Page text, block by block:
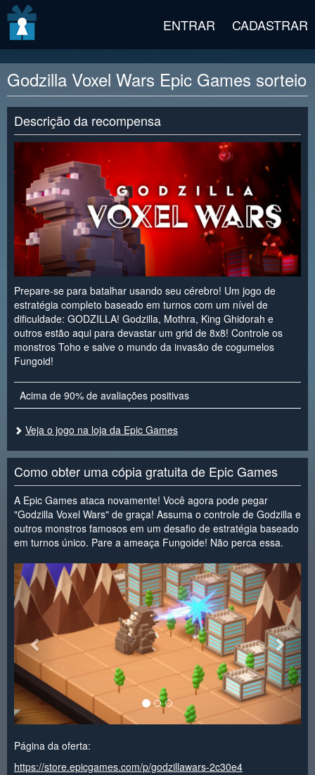
ENTRAR CADASTRAR
Godzilla Voxel Wars Epic Games sorteio
Descrição da recompensa
Prepare-se para batalhar usando seu cérebro! Um jogo de
estratégia completo baseado em turnos com um nível de
dificuldade: GODZILLA! Godzilla, Mothra, King Ghidorah e
outros estão aqui para devastar um grid de 8x8! Controle os
monstros Toho e salve o mundo da invasão de cogumelos
Fungoid!
Acima de 90% de avaliações positivas
Veja o jogo na loja da Epic Games
Como obter uma cópia gratuita de Epic Games
A Epic Games ataca novamente! Você agora pode pegar
"Godzilla Voxel Wars" de graça! Assuma o controle de Godzilla e
outros monstros famosos em um desafio de estratégia baseado
em turnos único. Pare a ameaça Fungoide! Não perca essa.
< >
Página da oferta:
https://store.epicgames.com/p/godzillawars-2c30e4